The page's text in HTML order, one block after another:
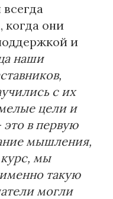
когда они
и
наши
с их
цели и
в первую
мышления,
курс, мы
такую
могли